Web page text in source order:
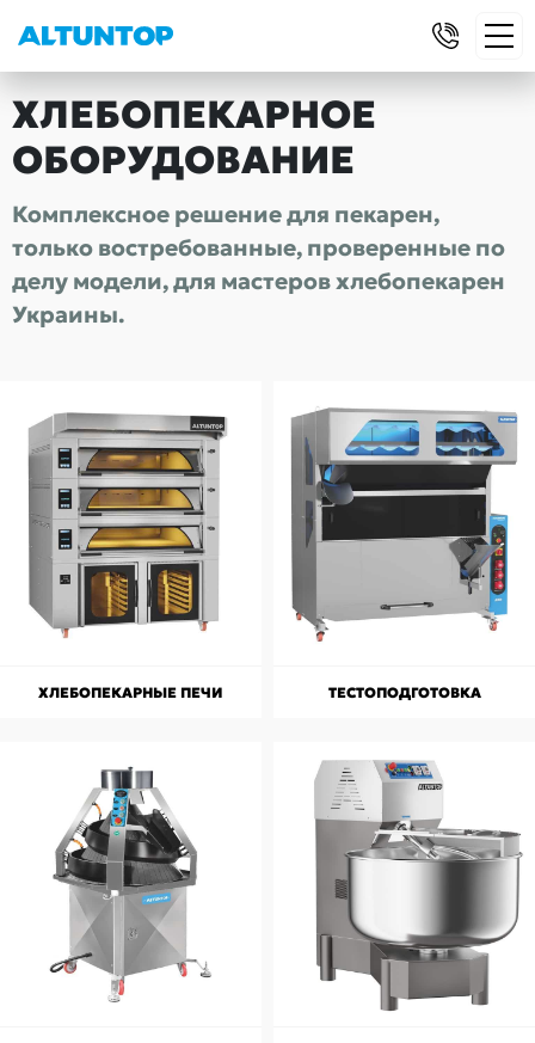
ХЛЕБОПЕКАРНОЕ
ОБОРУДОВАНИЕ
Комплексное решение для пекарен,
только востребованные, проверенные по
делу модели, для мастеров хлебопекарен
Украины.
ХЛЕБОПЕКАРНЫЕ ПЕЧИ ТЕСТОПОДГОТОВКА